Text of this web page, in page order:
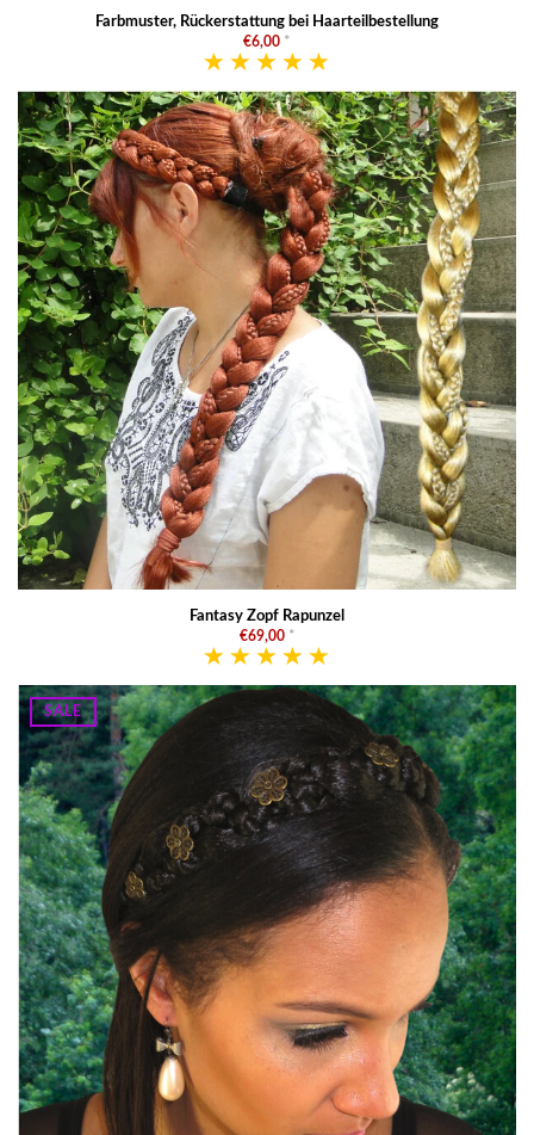
Farbmuster, Rückerstattung bei Haarteilbestellung
€6,00 *
Fantasy Zopf Rapunzel
€69,00 *
SALE